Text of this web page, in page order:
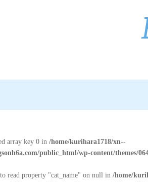
array key 0 in/home/kurihara1718/xn--
public_html/wp-content/themes/
read property "cat_name" on null in/home/